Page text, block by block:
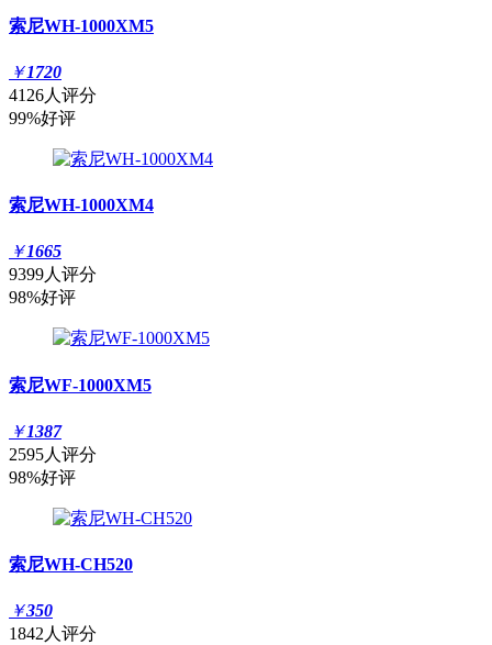
索尼WH-1000XM5
￥1720
4126人评分
99%好评
索尼WH-1000XM4
￥1665
9399人评分
98%好评
索尼WF-1000XM5
￥1387
2595人评分
98%好评
索尼WH-CH520
￥350
1842人评分